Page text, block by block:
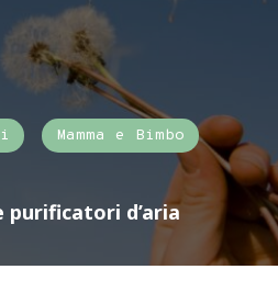
Mamma e Bimbo
d’aria